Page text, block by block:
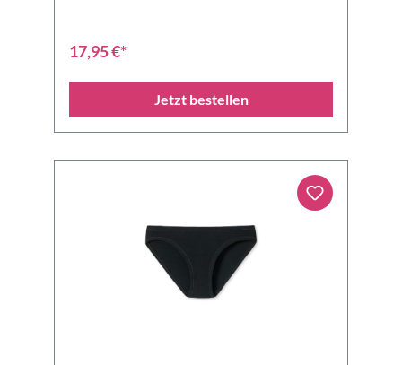
17,95 €*
Jetzt bestellen